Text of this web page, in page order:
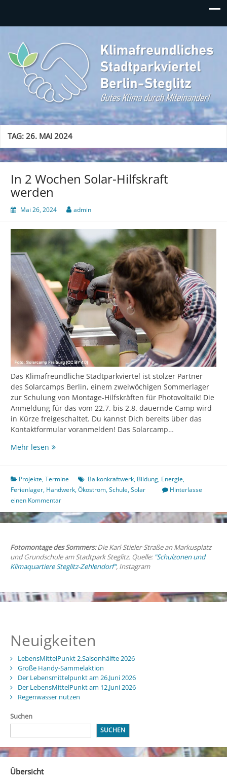
Klimafreundliches
Stadtparkviertel
Gutes Klima durch Miteinander in Berlin-Steglitz!
TAG:26. MAI 2024
In 2 Wochen Solar-Hilfskraft
werden
Mai 26, 2024 admin
Das Klimafreundliche Stadtparkviertel ist stolzer Partner
des Solarcamps Berlin, einem zweiwöchigen Sommerlager
zur Schulung von Montage-Hilfskräften für Photovoltaik! Die
Anmeldung für das vom 22.7. bis 2.8. dauernde Camp wird
in Kürze freigeschaltet. Du kannst Dich bereits über das
Kontaktformular voranmelden! Das Solarcamp…
Mehr lesen In
Solar-
Hilfskraft
werden
Projekte,Termine Balkonkraftwerk, Bildung, Energie,
Ferienlager, Handwerk,Ökostrom,Schule,Solar
Hinterlasse
einen Kommentar
Fotomontage des Sommers:Die Karl-Stieler-Straße an Markusplatz
und Grundschule am Stadtpark Steglitz. Quelle: "Schulzonen und
Klimaquartiere Steglitz-Zehlendorf", Instagram
Neuigkeiten
LebensMittelPunkt 2.Saisonhälfte 2026
Große Handy-Sammelaktion
Der Lebensmittelpunkt am 26.Juni 2026
Der LebensMittelPunkt am 12.Juni 2026
Regenwasser nutzen
Suchen
SUCHEN
Übersicht